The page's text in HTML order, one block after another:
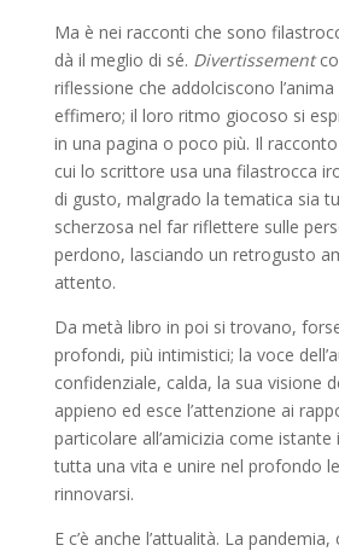
Ma è nei racconti che sono
dà il meglio di sé. Divertissement
riflessione che addolciscono
effimero; il loro ritmo giocoso si
in una pagina o poco più. Il
cui lo scrittore usa una filastrocca
di gusto, malgrado la tematica sia
scherzosa nel far riflettere sulle
perdono, lasciando un retrogusto
attento.
Da metà libro in poi si trovano,
profondi, più intimistici; la voce
confidenziale, calda, la sua visione
appieno ed esce l’attenzione ai
particolare all’amicizia come
tutta una vita e unire nel profondo
rinnovarsi.
E c’è anche l’attualità. La